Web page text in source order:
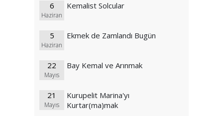
6
Haziran
Kemalist Solcular
5
Haziran
Ekmek de Zamlandı Bugün
22
Mayıs
Bay Kemal ve Arınmak
21
Mayıs
Kurupelit Marina'yı
Kurtar(ma)mak